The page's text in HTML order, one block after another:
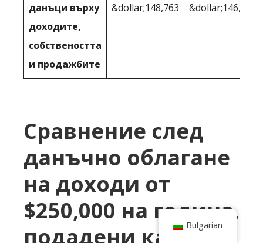
данъци върху
доходите,
собствеността
и продажбите
&dollar;148,763 &dollar;146,600
Сравнение след
данъчно облагане
на доходи от
$250,000 на година,
подадени катоBulgarian